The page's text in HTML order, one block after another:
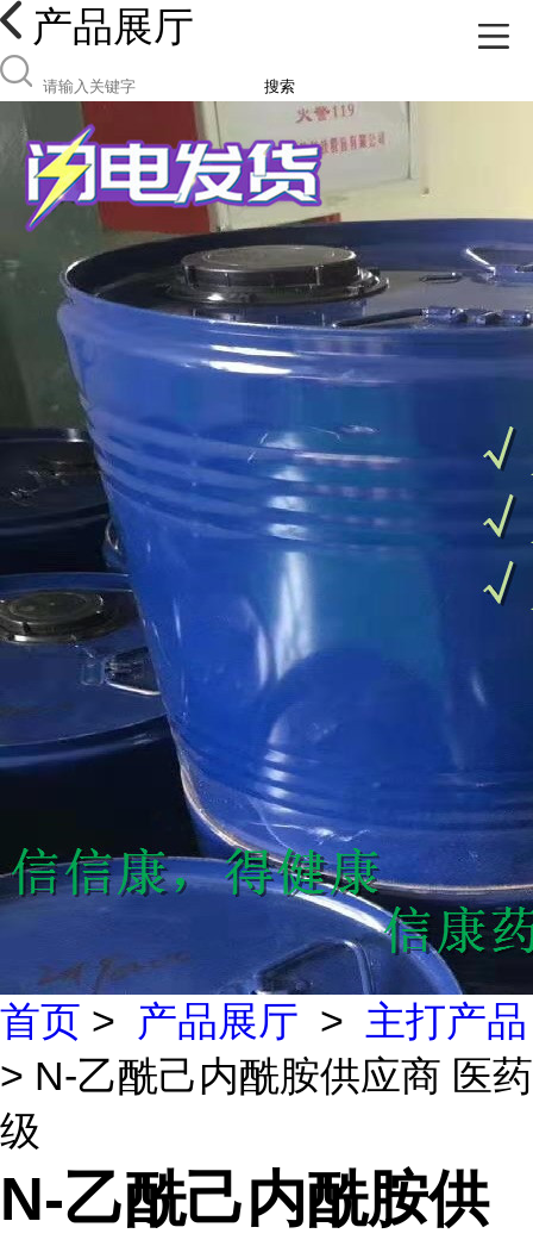
产品展厅
搜索
首页 > 产品展厅 > 主打产品
> N-乙酰己内酰胺供应商 医药
级
N-乙酰己内酰胺供